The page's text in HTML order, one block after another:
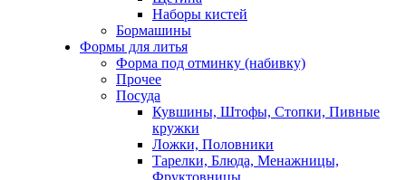
Наборы кистей
Бормашины
Формы для литья
Форма под отминку (набивку)
Прочее
Посуда
Кувшины, Штофы, Стопки, Пивные
кружки
Ложки, Половники
Тарелки, Блюда, Менажницы,
Фруктовницы